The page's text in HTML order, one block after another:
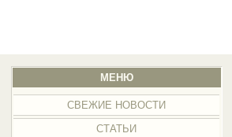
МЕНЮ
СВЕЖИЕ НОВОСТИ
СТАТЬИ